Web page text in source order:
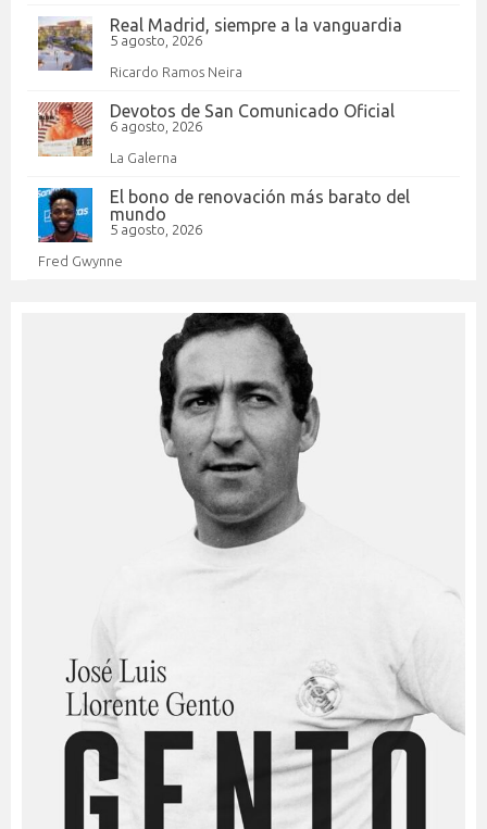
Real Madrid, siempre a la vanguardia
5 agosto, 2026
Ricardo Ramos Neira
Devotos de San Comunicado Oficial
6 agosto, 2026
La Galerna
El bono de renovación más barato del
mundo
5 agosto, 2026
Fred Gwynne